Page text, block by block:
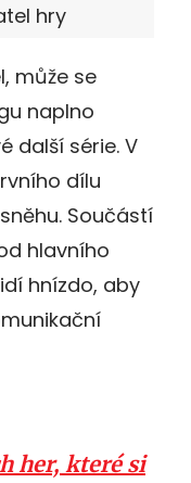
hry
může se
naplno
další série. V
dílu
Součástí
hlavního
hnízdo, aby
her, které si